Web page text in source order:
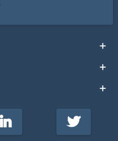
LinkedIn Twitter